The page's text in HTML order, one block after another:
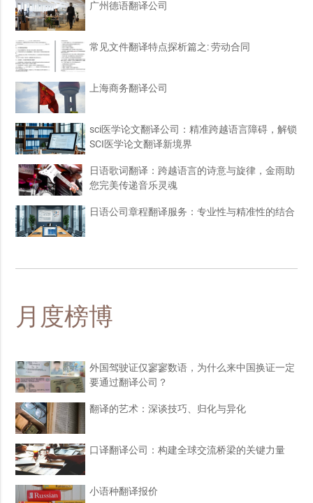
广州德语翻译公司
常见文件翻译特点探析篇之: 劳动合同
上海商务翻译公司
sci医学论文翻译公司：精准跨越语言障碍，解锁
SCI医学论文翻译新境界
日语歌词翻译：跨越语言的诗意与旋律，金雨助
您完美传递音乐灵魂
日语公司章程翻译服务：专业性与精准性的结合
月度榜博
外国驾驶证仅寥寥数语，为什么来中国换证一定
要通过翻译公司？
翻译的艺术：深谈技巧、归化与异化
口译翻译公司：构建全球交流桥梁的关键力量
小语种翻译报价